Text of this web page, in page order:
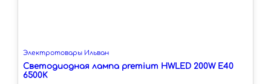
Электротовары Ильван
Светодиодная лампа premium HWLED 200W E40
6500K